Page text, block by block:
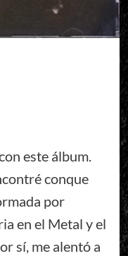
este álbum.
conque
por
en el Metal y el
sí, me alentó a